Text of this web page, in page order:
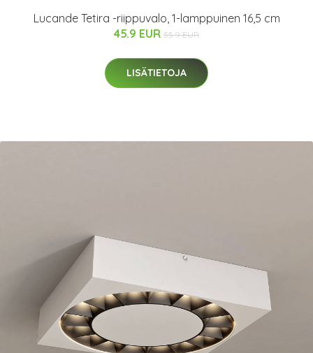
Lucande Tetira -riippuvalo, 1-lamppuinen 16,5 cm
45.9 EUR 55.9 EUR
LISÄTIETOJA